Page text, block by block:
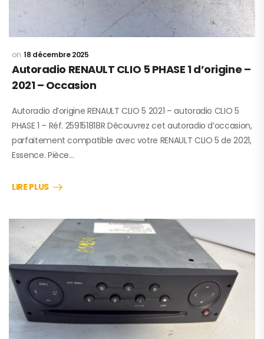
18 décembre 2025
Autoradio RENAULT CLIO 5 PHASE 1 d’origine –
2021 – Occasion
Autoradio d’origine RENAULT CLIO 5 2021 – autoradio CLIO 5
PHASE 1 – Réf. 259151818R Découvrez cet autoradio d’occasion,
parfaitement compatible avec votre RENAULT CLIO 5 de 2021,
Essence. Pièce…
LIRE PLUS